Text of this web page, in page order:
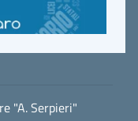
"A. Serpieri"